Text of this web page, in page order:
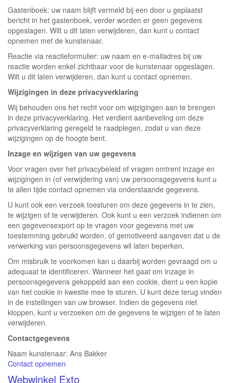
Gastenboek: uw naam blijft vermeld bij een door u geplaatst
bericht in het gastenboek, verder worden er geen gegevens
opgeslagen. Wilt u dit laten verwijderen, dan kunt u contact
opnemen met de kunstenaar.
Reactie via reactieformulier: uw naam en e-mailadres bij uw
reactie worden enkel zichtbaar voor de kunstenaar opgeslagen.
Wilt u dit laten verwijderen, dan kunt u contact opnemen.
Wijzigingen in deze privacyverklaring
Wij behouden ons het recht voor om wijzigingen aan te brengen
in deze privacyverklaring. Het verdient aanbeveling om deze
privacyverklaring geregeld te raadplegen, zodat u van deze
wijzigingen op de hoogte bent.
Inzage en wijzigen van uw gegevens
Voor vragen over het privacybeleid of vragen omtrent inzage en
wijzigingen in (of verwijdering van) uw persoonsgegevens kunt u
te allen tijde contact opnemen via onderstaande gegevens.
U kunt ook een verzoek toesturen om deze gegevens in te zien,
te wijzigen of te verwijderen. Ook kunt u een verzoek indienen om
een gegevensexport op te vragen voor gegevens met uw
toestemming gebruikt worden, of gemotiveerd aangeven dat u de
verwerking van persoonsgegevens wil laten beperken.
Om misbruik te voorkomen kan u daarbij worden gevraagd om u
adequaat te identificeren. Wanneer het gaat om inzage in
persoonsgegevens gekoppeld aan een cookie, dient u een kopie
van het cookie in kwestie mee te sturen. U kunt deze terug vinden
in de instellingen van uw browser. Indien de gegevens niet
kloppen, kunt u verzoeken om de gegevens te wijzigen of te laten
verwijderen.
Contactgegevens
Naam kunstenaar: Ans Bakker
Contact opnemen
Webwinkel Exto